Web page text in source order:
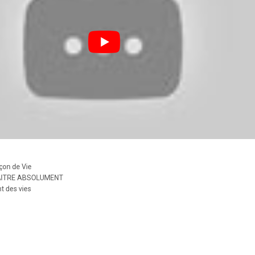
de Vie
ABSOLUMENT
des vies